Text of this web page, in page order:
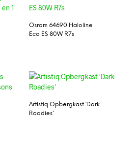
Osram 64690 Haloline
Eco ES 80W R7s
Artistiq Opbergkast ‘Dark
Roadies’